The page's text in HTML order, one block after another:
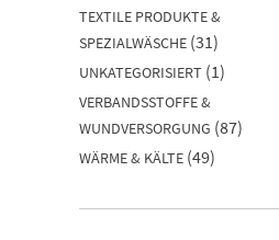
TEXTILE PRODUKTE &
SPEZIALWÄSCHE (31)
UNKATEGORISIERT (1)
VERBANDSSTOFFE &
WUNDVERSORGUNG (87)
WÄRME & KÄLTE (49)